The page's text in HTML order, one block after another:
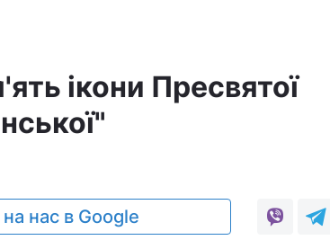
ікони Пресвятої
нас в Google